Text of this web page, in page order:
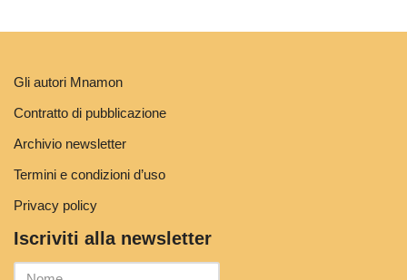
Gli autori Mnamon
Contratto di pubblicazione
Archivio newsletter
Termini e condizioni d’uso
Privacy policy
Iscriviti alla newsletter